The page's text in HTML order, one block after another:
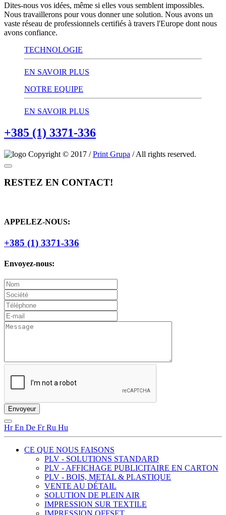
Dites-nous vos idées, même si elles vous semblent impossibles.
Nous travaillerons pour vous donner une solution. Nous avons un
vaste réseau de professionnels certifiés à travers l'Europe dont nous
avons confiance.
TECHNOLOGIE
EN SAVOIR PLUS
NOTRE EQUIPE
EN SAVOIR PLUS
+385 (1) 3371-336
Copyright © 2017 /Print Grupa / All rights reserved.
RESTEZ EN CONTACT!
APPELEZ-NOUS:
+385 (1) 3371-336
Envoyez-nous:
HrEn De FrRu Hu
CE QUE NOUS FAISONS
PLV - SOLUTIONS STANDARD
PLV - AFFICHAGE PUBLICITAIRE EN CARTON
PLV - BOIS, METAL & PLASTIQUE
VENTE AU DÉTAIL
SOLUTION DE PLEIN AIR
IMPRESSION SUR TEXTILE